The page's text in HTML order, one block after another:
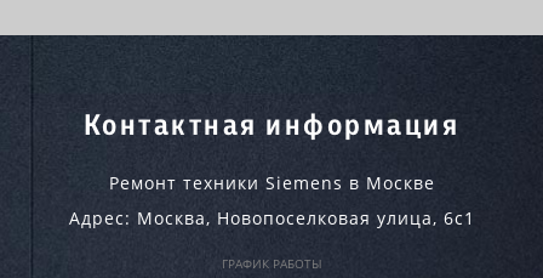
Контактная информация
Ремонт техники Siemens в Москве
Адрес: Москва, Новопоселковая улица, 6с1
ГРАФИК РАБОТЫ